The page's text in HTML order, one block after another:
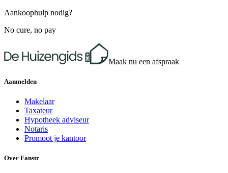
Aankoophulp nodig?
No cure, no pay
Maak nu een afspraak
Aanmelden
Makelaar
Taxateur
Hypotheek adviseur
Notaris
Promoot je kantoor
Over Fanstr